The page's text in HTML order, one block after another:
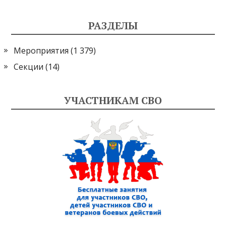
РАЗДЕЛЫ
Мероприятия (1 379)
Секции (14)
УЧАСТНИКАМ СВО